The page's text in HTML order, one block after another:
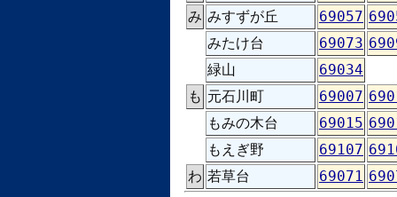
み みすずが丘 69057
みたけ台
69073
緑山
69034
も 元石川町 69007
もみの木台
69015
もえぎ野
69107
わ 若草台 69071